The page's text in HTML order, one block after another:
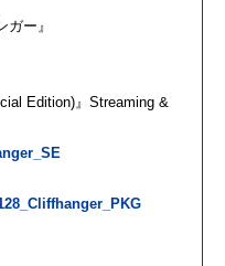
ー』
Edition)』Streaming &